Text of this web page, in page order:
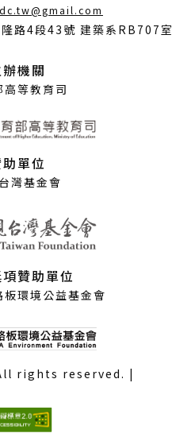
開
路4段43號 建築系RB707室
機關
高等教育司
單位
灣基金會
贊助單位
板環境公益基金會
rights reserved. |
(外